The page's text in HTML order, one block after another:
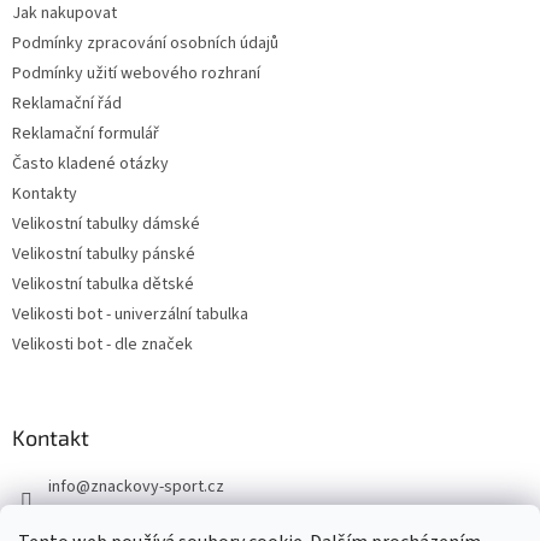
Jak nakupovat
Podmínky zpracování osobních údajů
Podmínky užití webového rozhraní
Reklamační řád
Reklamační formulář
Často kladené otázky
Kontakty
Velikostní tabulky dámské
Velikostní tabulky pánské
Velikostní tabulka dětské
Velikosti bot - univerzální tabulka
Velikosti bot - dle značek
Kontakt
info@znackovy-sport.cz